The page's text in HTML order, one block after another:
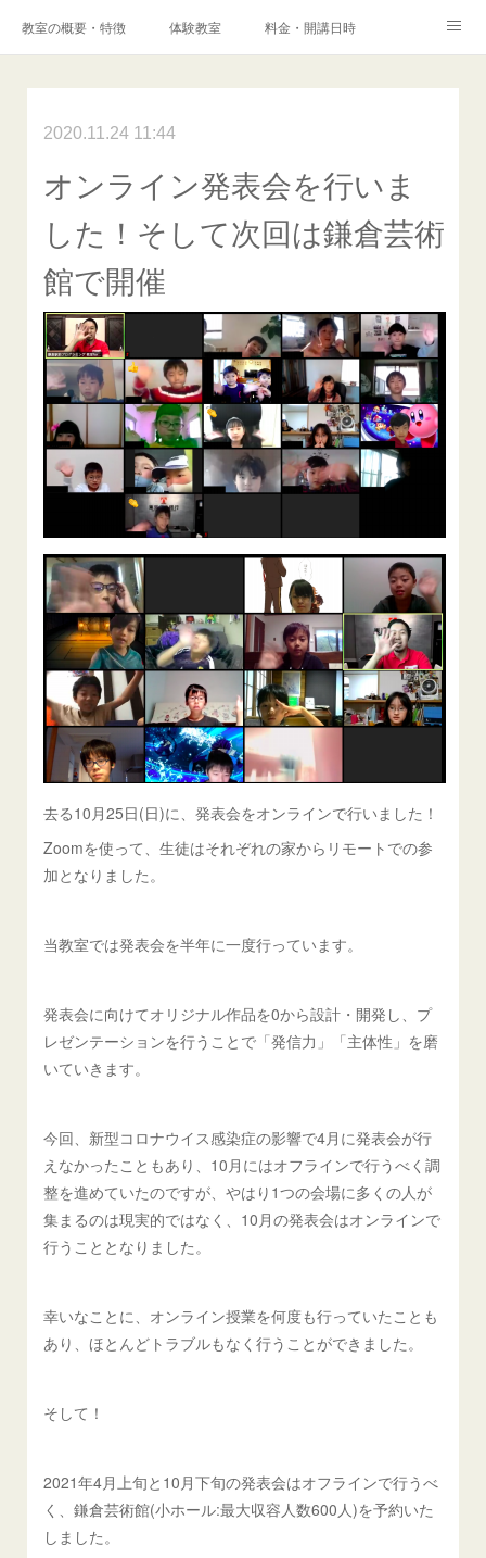
教室の概要・特徴 体験教室 料金・開講日時
港南台プログラミング教室コンテスト・検定
保護者様からの声 メディア掲載実績 ブログ
Instagram Facebook Q&A お問い合わせ
採用情報
2020.11.24 11:44
オンライン発表会を行いま
した！そして次回は鎌倉芸術
館で開催
去る10月25日(日)に、発表会をオンラインで行いました！
Zoomを使って、生徒はそれぞれの家からリモートでの参
加となりました。
当教室では発表会を半年に一度行っています。
発表会に向けてオリジナル作品を0から設計・開発し、プ
レゼンテーションを行うことで「発信力」「主体性」を磨
いていきます。
今回、新型コロナウイス感染症の影響で4月に発表会が行
えなかったこともあり、10月にはオフラインで行うべく調
整を進めていたのですが、やはり1つの会場に多くの人が
集まるのは現実的ではなく、10月の発表会はオンラインで
行うこととなりました。
幸いなことに、オンライン授業を何度も行っていたことも
あり、ほとんどトラブルもなく行うことができました。
そして！
2021年4月上旬と10月下旬の発表会はオフラインで行うべ
く、鎌倉芸術館(小ホール:最大収容人数600人)を予約いた
しました。